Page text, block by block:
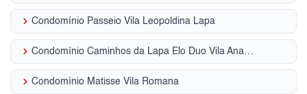
keyboard_arrow_right Condomínio Passeio Vila Leopoldina Lapa
keyboard_arrow_right Condomínio Caminhos da Lapa Elo Duo Vila Anastácio
keyboard_arrow_right Condomínio Matisse Vila Romana